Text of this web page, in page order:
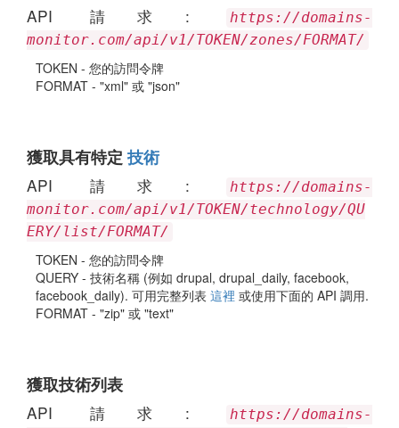
API 請求:
https://domains-
monitor.com/api/v1/TOKEN/zones/FORMAT/
TOKEN - 您的訪問令牌
FORMAT - "xml" 或 "json"
獲取具有特定 技術
API 請求:
https://domains-
monitor.com/api/v1/TOKEN/technology/QU
ERY/list/FORMAT/
TOKEN - 您的訪問令牌
QUERY - 技術名稱 (例如 drupal, drupal_daily, facebook,
facebook_daily). 可用完整列表 這裡 或使用下面的 API 調用.
FORMAT - "zip" 或 "text"
獲取技術列表
API 請求:
https://domains-